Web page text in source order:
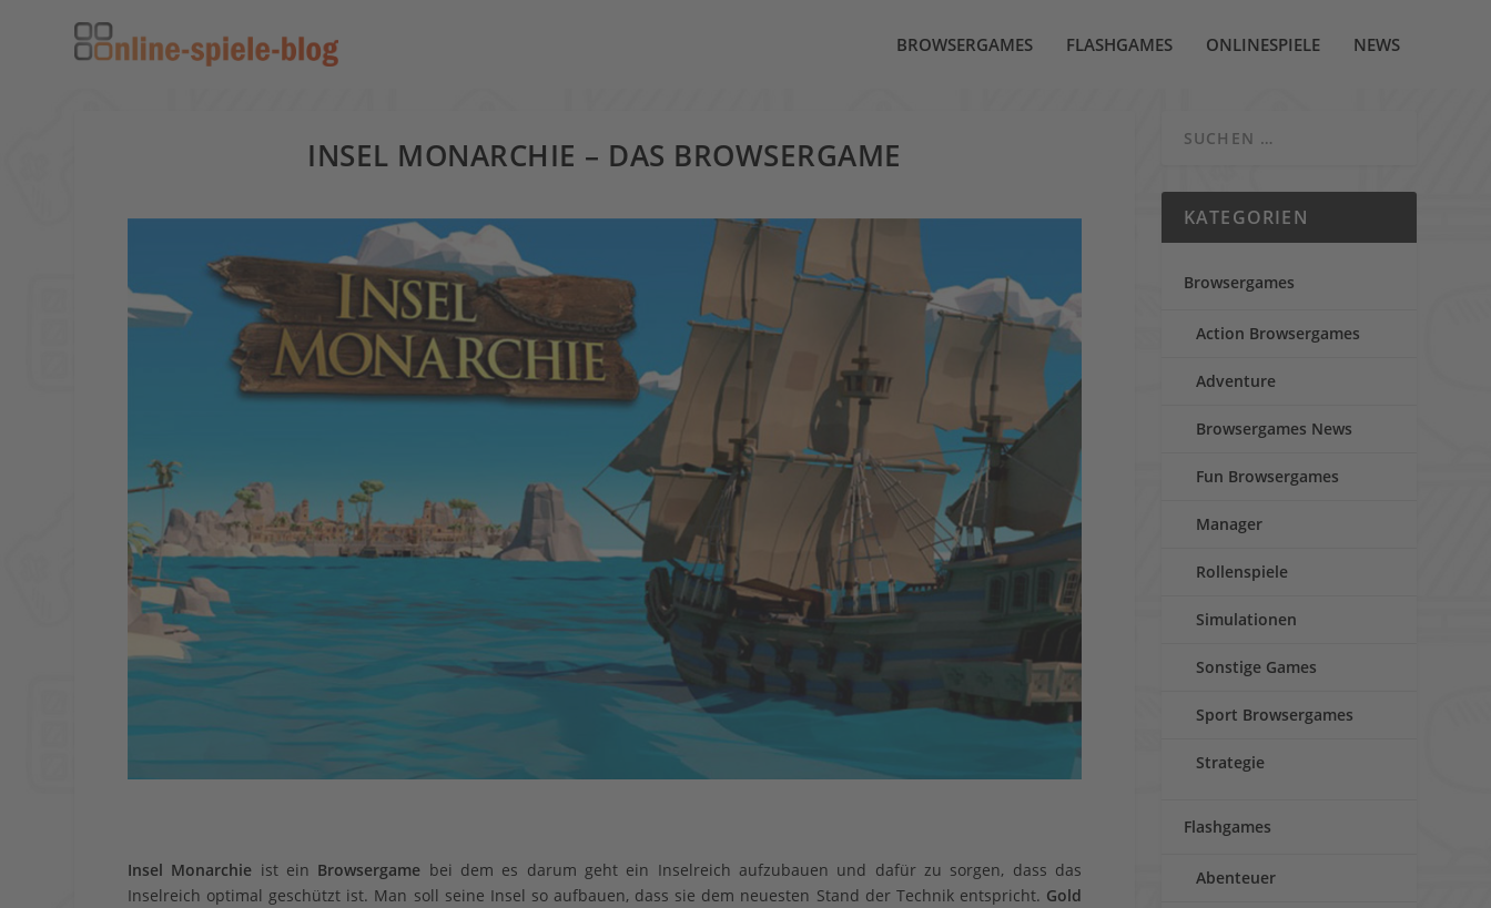
BROWSERGAMES FLASHGAMES ONLINESPIELE NEWS
INSEL MONARCHIE – DAS BROWSERGAME
Insel Monarchie ist ein Browsergame bei dem es darum geht ein Inselreich aufzubauen und dafür zu sorgen, dass das
Inselreich optimal geschützt ist. Man soll seine Insel so aufbauen, dass sie dem neuesten Stand der Technik entspricht. Gold
KATEGORIEN
Browsergames
Action Browsergames
Adventure
Browsergames News
Fun Browsergames
Manager
Rollenspiele
Simulationen
Sonstige Games
Sport Browsergames
Strategie
Flashgames
Abenteuer